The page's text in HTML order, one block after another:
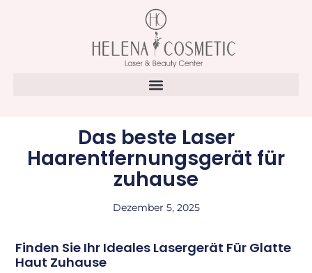
Das beste Laser
Haarentfernungsgerät für
zuhause
Dezember 5, 2025
Finden Sie Ihr Ideales Lasergerät Für Glatte
Haut Zuhause